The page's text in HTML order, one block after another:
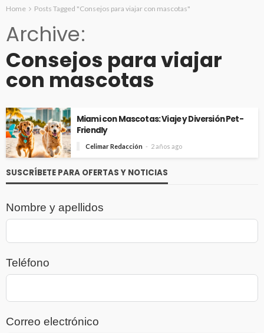
Home Posts Tagged "Consejos para viajar con mascotas"
Archive
Consejos para viajar
con mascotas
Miami con Mascotas: Viaje y Diversión Pet-
Friendly
Celimar Redacción 2 años ago
SUSCRÍBETE PARA OFERTAS Y NOTICIAS
Nombre y apellidos
Teléfono
Correo electrónico